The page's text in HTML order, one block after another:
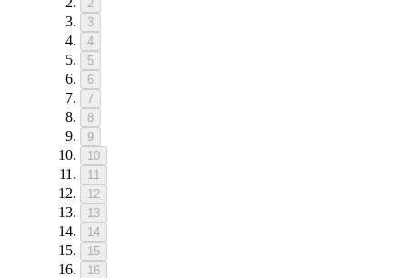
2
3
4
5
6
7
8
9
10
11
12
13
14
15
16